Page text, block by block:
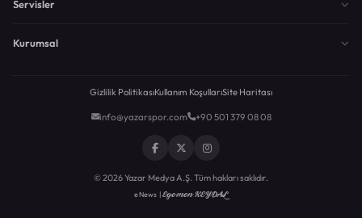
Servisler
Kurumsal
Gizlilik PolitikasıKullanım KoşullarıSite Haritası
info@yazarspor.com +90 501 379 08 08
© 2026 Yazar Medya A.Ş. Tüm hakları saklıdır.
eNews |Egemen KEYDAL